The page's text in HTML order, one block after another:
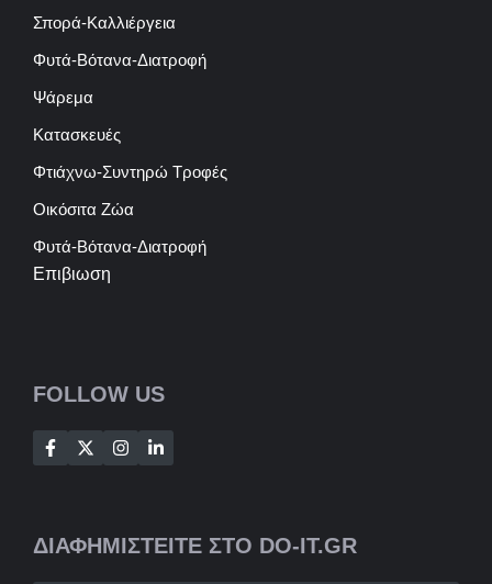
Σπορά-Καλλιέργεια
Φυτά-Βότανα-Διατροφή
Ψάρεμα
Κατασκευές
Φτιάχνω-Συντηρώ Τροφές
Οικόσιτα Ζώα
Φυτά-Βότανα-Διατροφή
Επιβιωση
FOLLOW US
ΔΙΑΦΗΜΙΣΤΕΙΤΕ ΣΤΟ DO-IT.GR